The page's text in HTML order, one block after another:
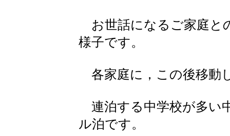
お世話になるご家庭と
様子です。
各家庭に，この後移動
連泊する中学校が多い
ル泊です。